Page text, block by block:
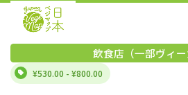
飲食店（一部ヴ
¥530.00 - ¥800.00